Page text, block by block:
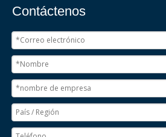
Contáctenos